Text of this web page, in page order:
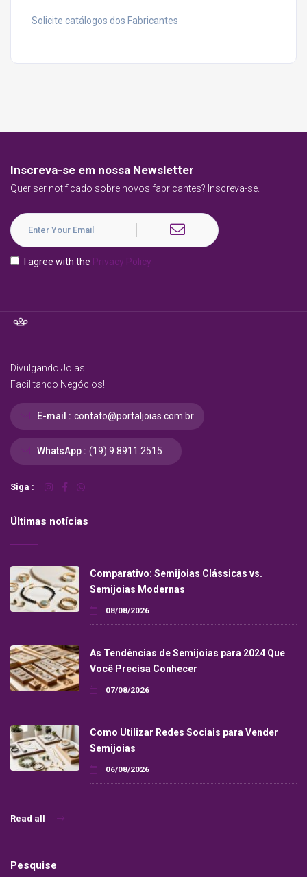
Solicite catálogos dos Fabricantes
Inscreva-se em nossa Newsletter
Quer ser notificado sobre novos fabricantes? Inscreva-se.
I agree with the Privacy Policy
Divulgando Joias.
Facilitando Negócios!
E-mail : contato@portaljoias.com.br
WhatsApp : (19) 9 8911.2515
Siga :
Últimas notícias
Comparativo: Semijoias Clássicas vs.
Semijoias Modernas
08/08/2026
As Tendências de Semijoias para 2024 Que
Você Precisa Conhecer
07/08/2026
Como Utilizar Redes Sociais para Vender
Semijoias
06/08/2026
Read all
Pesquise